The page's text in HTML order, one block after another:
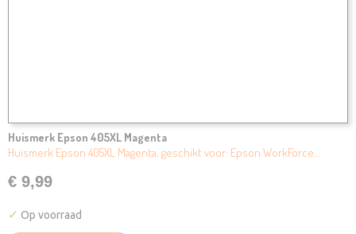
Huismerk Epson 405XL Magenta
Huismerk Epson 405XL Magenta, geschikt voor: Epson WorkForce…
€ 9,99
✓ Op voorraad